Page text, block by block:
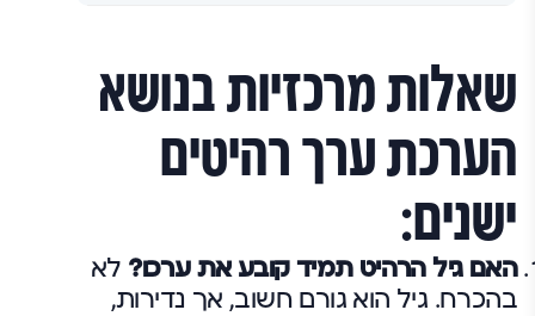
שאלות מרכזיות בנושא
הערכת ערך רהיטים
ישנים:
האם גיל הרהיט תמיד קובע את ערכו? לא
בהכרח. גיל הוא גורם חשוב, אך נדירות,